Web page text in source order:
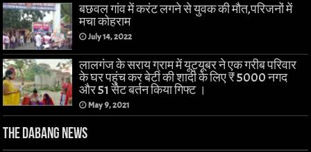
बछवल गांव में करंट लगने से युवक की मौत,परिजनों में
मचा कोहराम
July 14, 2022
लालगंज के सराय ग्राम में यूट्यूबर ने एक गरीब परिवार
के घर पहुंच कर बेटी की शादी के लिए ₹ 5000 नगद
और 51 सेट बर्तन किया गिफ्ट ।
May 9, 2021
The Dabang News